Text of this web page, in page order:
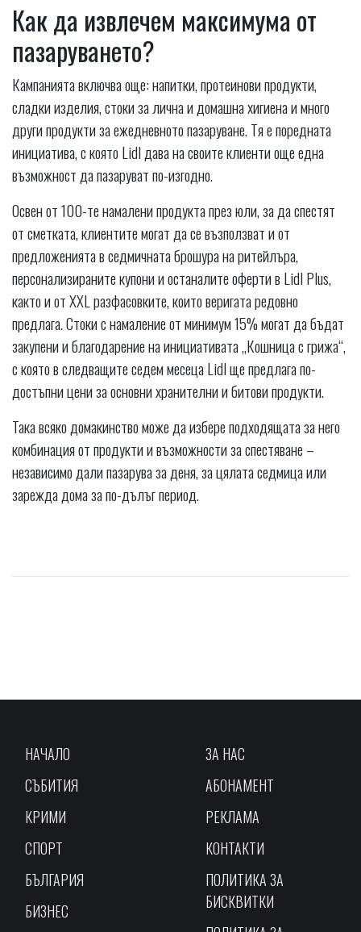
Как да извлечем максимума от
пазаруването?
Кампанията включва още: напитки, протеинови продукти,
сладки изделия, стоки за лична и домашна хигиена и много
други продукти за ежедневното пазаруване. Тя е поредната
инициатива, с която Lidl дава на своите клиенти още една
възможност да пазаруват по-изгодно.
Освен от 100-те намалени продукта през юли, за да спестят
от сметката, клиентите могат да се възползват и от
предложенията в седмичната брошура на ритейлъра,
персонализираните купони и останалите оферти в Lidl Plus,
както и от XXL разфасовките, които веригата редовно
предлага. Стоки с намаление от минимум 15% могат да бъдат
закупени и благодарение на инициативата „Кошница с грижа“,
с която в следващите седем месеца Lidl ще предлага по-
достъпни цени за основни хранителни и битови продукти.
Така всяко домакинство може да избере подходящата за него
комбинация от продукти и възможности за спестяване –
независимо дали пазарува за деня, за цялата седмица или
зарежда дома за по-дълъг период.
НАЧАЛО
СЪБИТИЯ
КРИМИ
СПОРТ
БЪЛГАРИЯ
БИЗНЕС
ЗА НАС
АБОНАМЕНТ
РЕКЛАМА
КОНТАКТИ
ПОЛИТИКА ЗА
БИСКВИТКИ